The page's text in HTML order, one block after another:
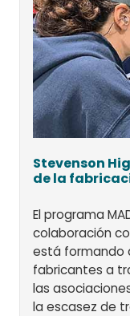
Stevenson
de la
El programa
colaboración
está formando
fabricantes a
las
la escasez de